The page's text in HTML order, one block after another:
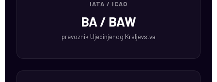
IATA / ICAO
BA / BAW
prevoznik Ujedinjenog Kraljevstva